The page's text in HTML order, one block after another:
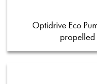
Optidrive Eco
propelled